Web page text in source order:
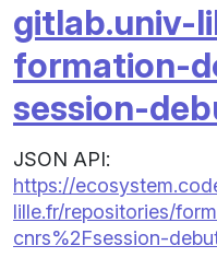
gitlab.univ-
formation-
session-
JSON API:
https://
lille.fr/repositories/
cnrs%2Fsession-